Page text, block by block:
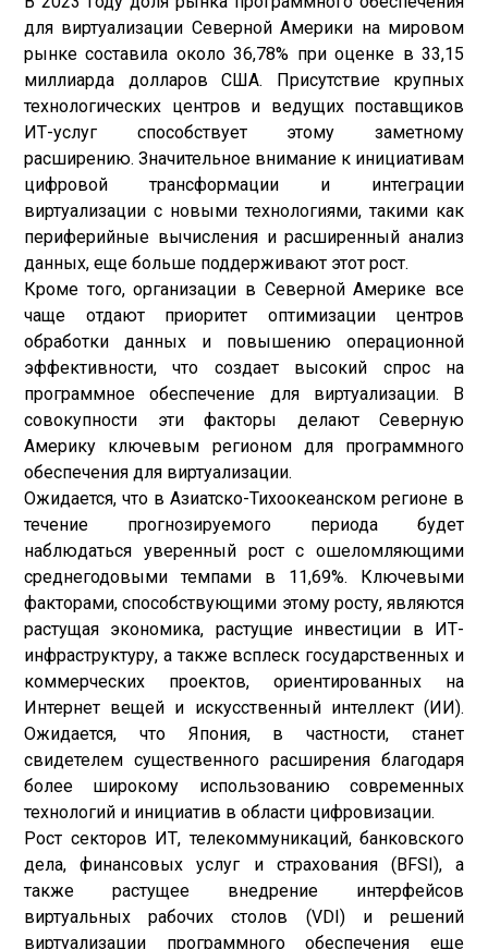
для виртуализации Северной Америки на мировом
рынке составила около 36,78% при оценке в 33,15
миллиарда долларов США. Присутствие крупных
технологических центров и ведущих поставщиков
ИТ-услуг способствует этому заметному
расширению. Значительное внимание к инициативам
цифровой трансформации и интеграции
виртуализации с новыми технологиями, такими как
периферийные вычисления и расширенный анализ
данных, еще больше поддерживают этот рост.
Кроме того, организации в Северной Америке все
чаще отдают приоритет оптимизации центров
обработки данных и повышению операционной
эффективности, что создает высокий спрос на
программное обеспечение для виртуализации. В
совокупности эти факторы делают Северную
Америку ключевым регионом для программного
обеспечения для виртуализации.
Ожидается, что в Азиатско-Тихоокеанском регионе в
течение прогнозируемого периода будет
наблюдаться уверенный рост с ошеломляющими
среднегодовыми темпами в 11,69%. Ключевыми
факторами, способствующими этому росту, являются
растущая экономика, растущие инвестиции в ИТ-
инфраструктуру, а также всплеск государственных и
коммерческих проектов, ориентированных на
Интернет вещей и искусственный интеллект (ИИ).
Ожидается, что Япония, в частности, станет
свидетелем существенного расширения благодаря
более широкому использованию современных
технологий и инициатив в области цифровизации.
Рост секторов ИТ, телекоммуникаций, банковского
дела, финансовых услуг и страхования (BFSI), а
также растущее внедрение интерфейсов
виртуальных рабочих столов (VDI) и решений
виртуализации программного обеспечения еще